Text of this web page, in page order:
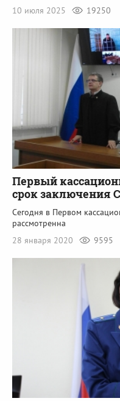
10 июля 2025
19250
Первый
срок заключения
Сегодня в Первом
рассмотренна
28 января 2020
9595